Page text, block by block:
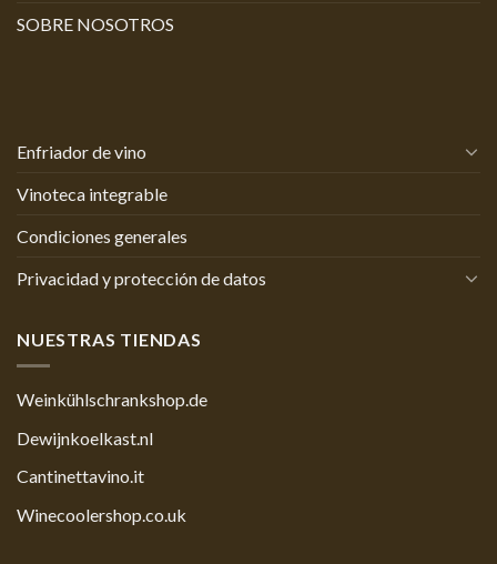
SOBRE NOSOTROS
Enfriador de vino
Vinoteca integrable
Condiciones generales
Privacidad y protección de datos
NUESTRAS TIENDAS
Weinkühlschrankshop.de
Dewijnkoelkast.nl
Cantinettavino.it
Winecoolershop.co.uk